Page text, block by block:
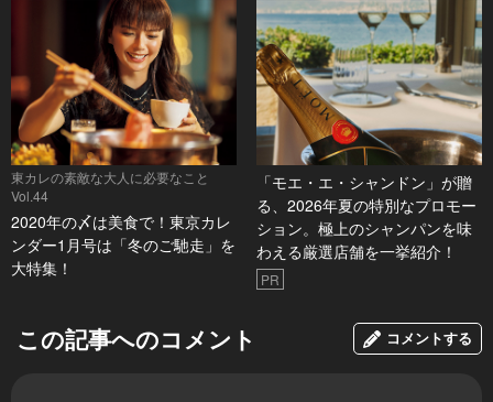
東カレの素敵な大人に必要なこと
Vol.44
2020年の〆は美食で！東京カレ
ンダー1月号は「冬のご馳走」を
大特集！
「モエ・エ・シャンドン」が贈
る、2026年夏の特別なプロモー
ション。極上のシャンパンを味
わえる厳選店舗を一挙紹介！
PR
この記事へのコメント コメントする